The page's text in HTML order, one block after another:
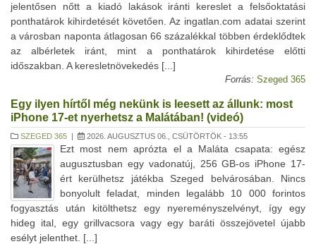
jelentősen nőtt a kiadó lakások iránti kereslet a felsőoktatási
ponthatárok kihirdetését követően. Az ingatlan.com adatai szerint
a városban naponta átlagosan 66 százalékkal többen érdeklődtek
az albérletek iránt, mint a ponthatárok kihirdetése előtti
időszakban. A keresletnövekedés [...]
Forrás: Szeged 365
Egy ilyen hírtől még nekünk is leesett az állunk: most
iPhone 17-et nyerhetsz a Malátában! (videó)
SZEGED 365 | 2026. AUGUSZTUS 06., CSÜTÖRTÖK - 13:55
Ezt most nem aprózta el a Maláta csapata: egész
augusztusban egy vadonatúj, 256 GB-os iPhone 17-
ért kerülhetsz játékba Szeged belvárosában. Nincs
bonyolult feladat, minden legalább 10 000 forintos
fogyasztás után kitölthetsz egy nyereményszelvényt, így egy
hideg ital, egy grillvacsora vagy egy baráti összejövetel újabb
esélyt jelenthet. [...]